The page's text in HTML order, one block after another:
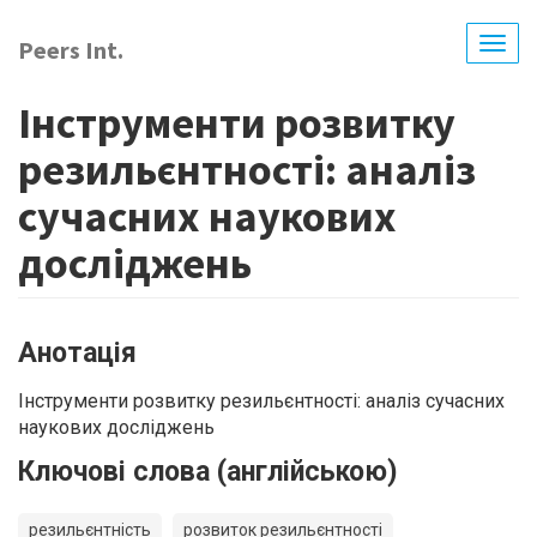
до
основного
Peers Int.
Інструменти розвитку
резильєнтності: аналіз
сучасних наукових
досліджень
Анотація
Інструменти розвитку резильєнтності: аналіз сучасних
наукових досліджень
Ключові слова (англійською)
резильєнтність розвиток резильєнтності